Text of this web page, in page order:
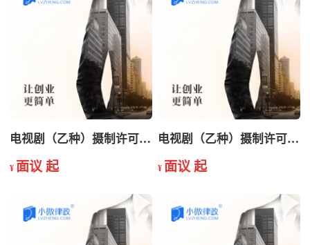
电视剧（乙种）摄制许可证变更
¥ 面议 起
电视剧（乙种）摄制许可证年检
¥ 面议 起